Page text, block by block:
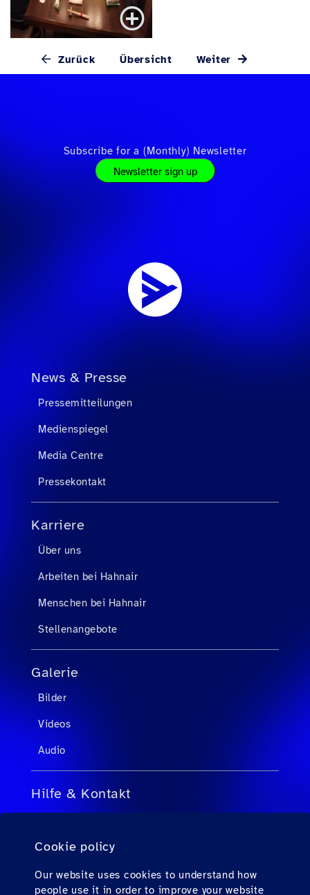
Cookie policy
Our website uses cookies to understand how
people use it in order to improve your website
Zurück Übersicht Weiter
Subscribe for a (Monthly) Newsletter
Newsletter sign up
News & Presse
Pressemitteilungen
Medienspiegel
Media Centre
Pressekontakt
Karriere
Über uns
Arbeiten bei Hahnair
Menschen bei Hahnair
Stellenangebote
Galerie
Bilder
Videos
Audio
Hilfe & Kontakt
FAQs für Passagiere
Kontakt